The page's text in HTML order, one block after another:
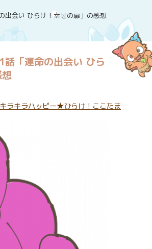
出会い ひらけ！幸せの扉」の感想
「運命の出会い ひら
グ:
キラキラハッピー★ひらけ！ここたま